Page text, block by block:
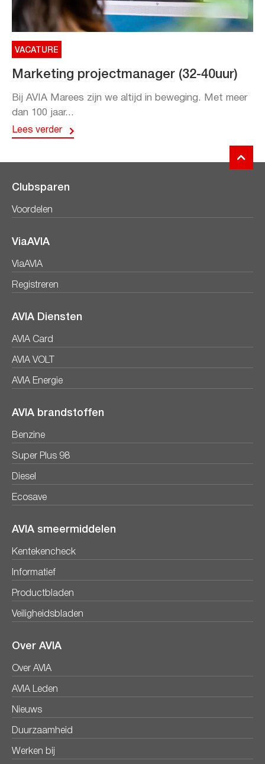
VACATURE
Marketing projectmanager (32-40uur)
Bij AVIA Marees zijn we altijd in beweging. Met meer
dan 100 jaar...
Lees verder
Clubsparen
Voordelen
ViaAVIA
ViaAVIA
Registreren
AVIA Diensten
AVIA Card
AVIA VOLT
AVIA Energie
AVIA brandstoffen
Benzine
Super Plus 98
Diesel
Ecosave
AVIA smeermiddelen
Kentekencheck
Informatief
Productbladen
Veiligheidsbladen
Over AVIA
Over AVIA
AVIA Leden
Nieuws
Duurzaamheid
Werken bij